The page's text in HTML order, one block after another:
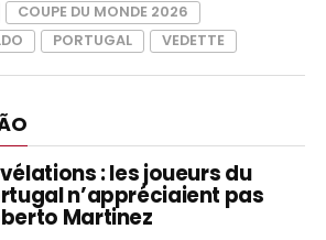
COUPE DU MONDE 2026
PORTUGAL VEDETTE
: les joueurs du
n’appréciaient pas
Martinez